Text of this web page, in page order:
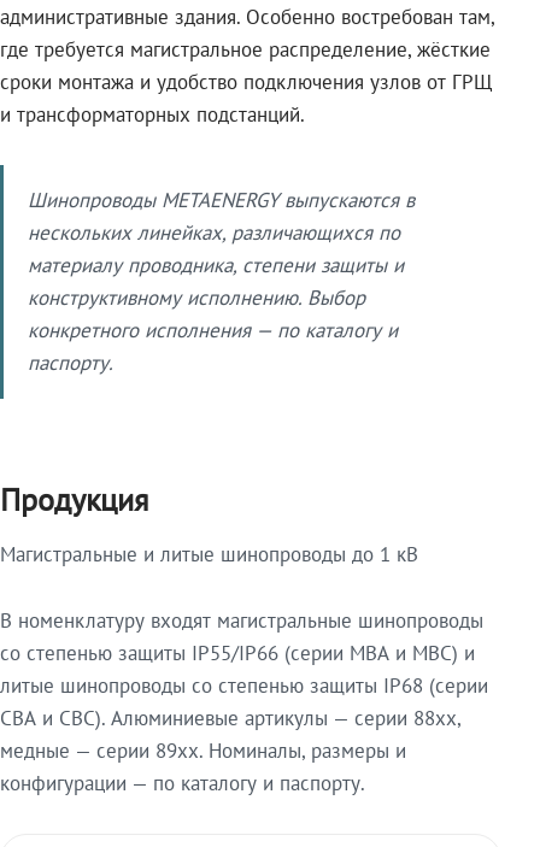
административные здания. Особенно востребован там,
где требуется магистральное распределение, жёсткие
сроки монтажа и удобство подключения узлов от ГРЩ
и трансформаторных подстанций.
Шинопроводы METAENERGY выпускаются в
нескольких линейках, различающихся по
материалу проводника, степени защиты и
конструктивному исполнению. Выбор
конкретного исполнения — по каталогу и
паспорту.
Продукция
Магистральные и литые шинопроводы до 1 кВ
В номенклатуру входят магистральные шинопроводы
со степенью защиты IP55/IP66 (серии МВА и МВС) и
литые шинопроводы со степенью защиты IP68 (серии
СВА и СВС). Алюминиевые артикулы — серии 88xx,
медные — серии 89xx. Номиналы, размеры и
конфигурации — по каталогу и паспорту.